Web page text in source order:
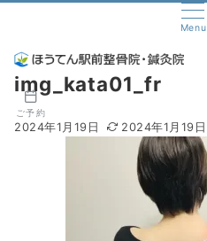
Menu
ご予約
img_kata01_fr
2024年1月19日 2024年1月19日